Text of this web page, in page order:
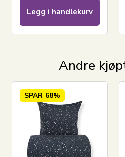
LEGG I
Les vår
Se vårt store
Se vårt store utvalg
Legg i handlekurv
Andre
SPAR 68%